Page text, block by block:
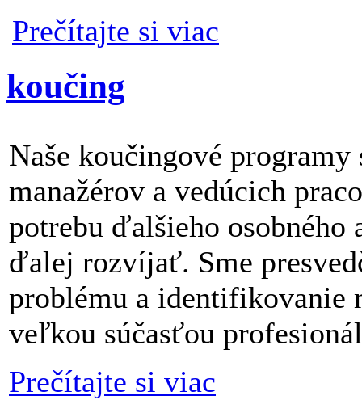
Prečítajte si viac
koučing
Naše koučingové
manažérov a vedúcich
potrebu ďalšieho osobného
ďalej rozvíjať. Sme
problému a identifikovanie
veľkou súčasťou
Prečítajte si viac